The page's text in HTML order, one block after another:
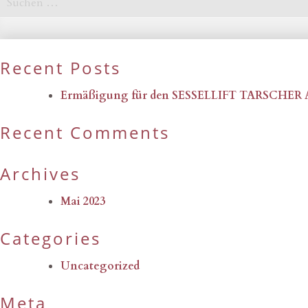
Recent Posts
Ermäßigung für den SESSELLIFT TARSCHER
Recent Comments
Archives
Mai 2023
Categories
Uncategorized
Meta